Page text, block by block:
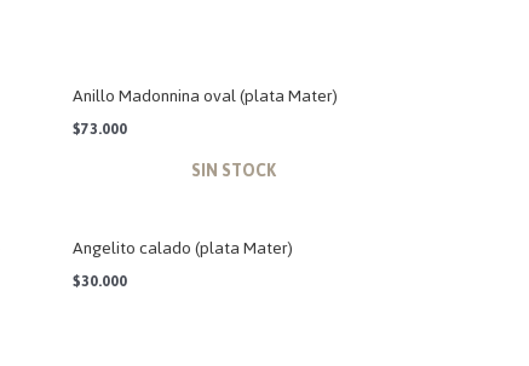
Anillo Madonnina oval (plata Mater)
$73.000
AGOTADO
Angelito calado (plata Mater)
$30.000